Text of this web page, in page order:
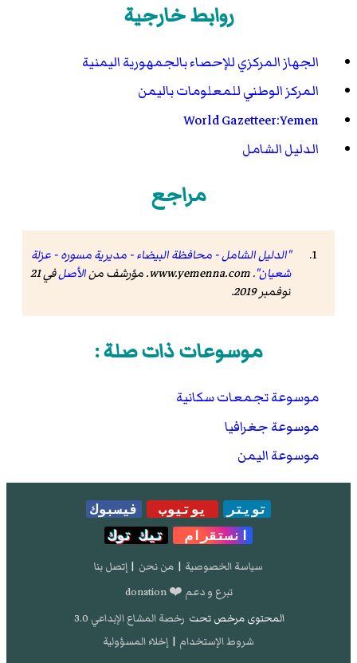
روابط خارجية
الجهاز المركزي للإحصاء بالجمهورية اليمنية
المركز الوطني للمعلومات باليمن
World Gazetteer:Yemen
الدليل الشامل
مراجع
"الدليل الشامل - محافظة البيضاء - مديرية مسوره - عزلة
شعيان".
www.yemenna.com. مؤرشف منالأصل
في 21
نوفمبر 2019
.
موسوعات ذات صلة :
موسوعة تجمعات سكانية
موسوعة جغرافيا
موسوعة اليمن
تويتر يوتيوب
فيسبوك
انستقرام
تيك توك
سياسة الخصوصية | من نحن | إتصل بنا
تبرع و دعم ❤️ donation
المحتوى مرخص تحت رخصة المشاع الإبداعي 3.0
شروط الإستخدام | إخلاء المسؤولية